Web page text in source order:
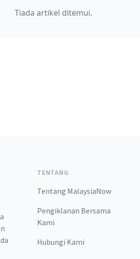
Tiada artikel ditemui.
TENTANG
Tentang MalaysiaNow
Pengiklanan Bersama
Kami
Hubungi Kami